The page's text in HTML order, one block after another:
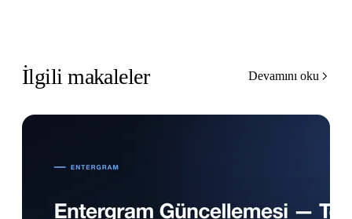
İlgili makaleler Devamını oku